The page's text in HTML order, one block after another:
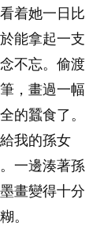
着她一日比
能拿起一支
不忘。偷渡
，畫過一幅
的蠶食了。
我的孫女
一邊湊著孫
畫變得十分
。